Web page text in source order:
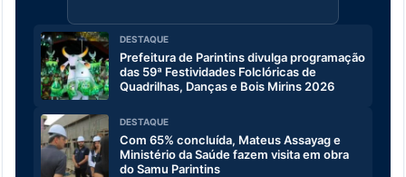
DESTAQUE
Prefeitura de Parintins divulga programação
das 59ª Festividades Folclóricas de
Quadrilhas, Danças e Bois Mirins 2026
DESTAQUE
Com 65% concluída, Mateus Assayag e
Ministério da Saúde fazem visita em obra
do Samu Parintins